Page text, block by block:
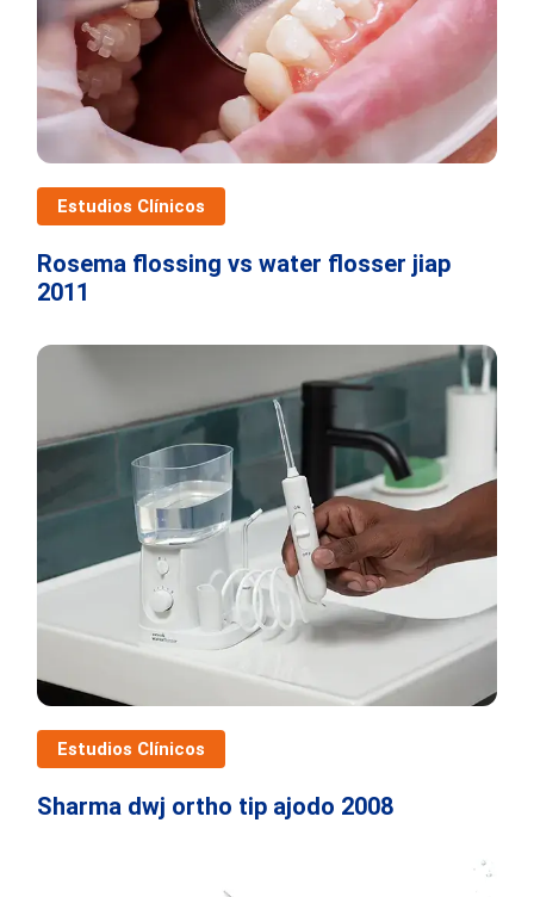
Estudios Clínicos
Rosema flossing vs water flosser jiap
2011
Estudios Clínicos
Sharma dwj ortho tip ajodo 2008